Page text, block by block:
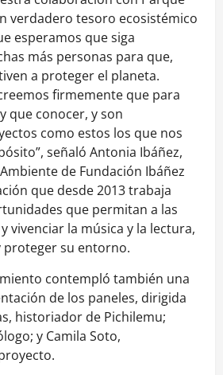
verdadero tesoro ecosistémico
esperamos que siga
más personas para que,
a proteger el planeta.
firmemente que para
que conocer, y son
como estos los que nos
señaló Antonia Ibáñez,
de Fundación Ibáñez
que desde 2013 trabaja
que permitan a las
vivenciar la música y la lectura,
proteger su entorno.
contempló también una
de los paneles, dirigida
historiador de Pichilemu;
y Camila Soto,